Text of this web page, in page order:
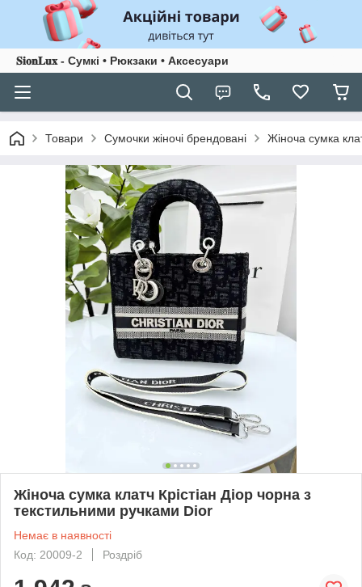
𝐒𝐢𝐨𝐧𝐋𝐮𝐱 - Сумкі • Рюкзаки • Аксесуари
Товари Сумочки жіночі брендовані Жіноча сумка
Жіноча сумка клатч Крістіан Діор чорна з
текстильними ручками Dior
Немає в наявності
Код: 20009-2
Роздріб